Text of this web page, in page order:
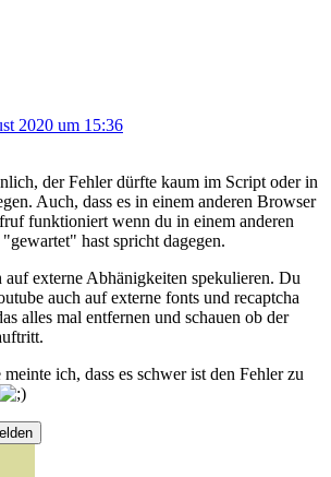
2020 um 15:36
der Fehler dürfte kaum im Script oder in
Auch, dass es in einem anderen Browser
funktioniert wenn du in einem anderen
hast spricht dagegen.
auf externe Abhänigkeiten spekulieren. Du
auch auf externe fonts und recaptcha
alles mal entfernen und schauen ob der
ich, dass es schwer ist den Fehler zu